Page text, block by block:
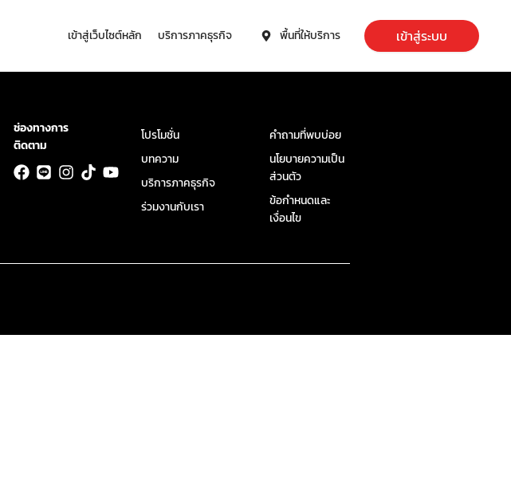
เข้าสู่เว็บไซต์หลัก บริการภาคธุรกิจ พื้นที่ให้บริการ เข้าสู่ระบบ
ช่องทางการ
ติดตาม
โปรโมชั่น
บทความ
บริการภาคธุรกิจ
ร่วมงานกับเรา
คำถามที่พบบ่อย
นโยบายความเป็น
ส่วนตัว
ข้อกำหนดและ
เงื่อนไข